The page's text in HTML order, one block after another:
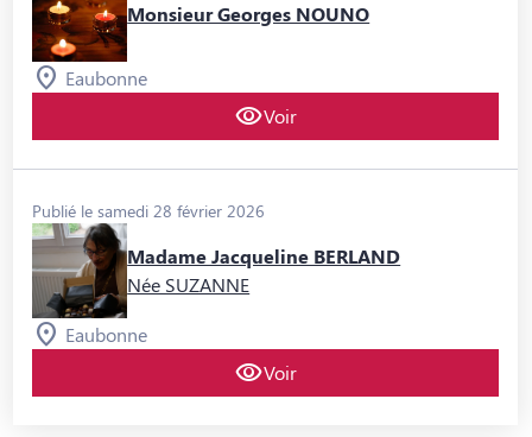
Monsieur Georges NOUNO
Eaubonne
Voir
Publié le samedi 28 février 2026
Madame Jacqueline BERLAND
Née SUZANNE
Eaubonne
Voir